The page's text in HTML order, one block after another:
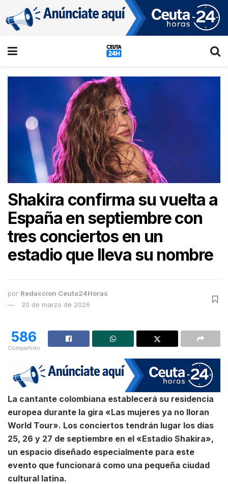
Shakira confirma su vuelta a
España en septiembre con
tres conciertos en un
estadio que lleva su nombre
por Redaccion Ceuta24Horas
20 de marzo de 2026
586
Compartido
La cantante colombiana establecerá su residencia
europea durante la gira «Las mujeres ya no lloran
World Tour». Los conciertos tendrán lugar los días
25, 26 y 27 de septiembre en el «Estadio Shakira»,
un espacio diseñado especialmente para este
evento que funcionará como una pequeña ciudad
cultural latina.